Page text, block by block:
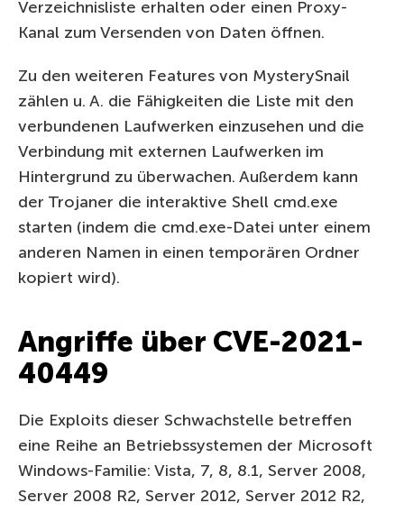
Verzeichnisliste erhalten oder einen Proxy-
Kanal zum Versenden von Daten öffnen.
Zu den weiteren Features von MysterySnail
zählen u. A. die Fähigkeiten die Liste mit den
verbundenen Laufwerken einzusehen und die
Verbindung mit externen Laufwerken im
Hintergrund zu überwachen. Außerdem kann
der Trojaner die interaktive Shell cmd.exe
starten (indem die cmd.exe-Datei unter einem
anderen Namen in einen temporären Ordner
kopiert wird).
Angriffe über CVE-2021-
40449
Die Exploits dieser Schwachstelle betreffen
eine Reihe an Betriebssystemen der Microsoft
Windows-Familie: Vista, 7, 8, 8.1, Server 2008,
Server 2008 R2, Server 2012, Server 2012 R2,